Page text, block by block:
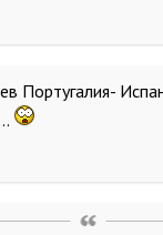
Португалия-